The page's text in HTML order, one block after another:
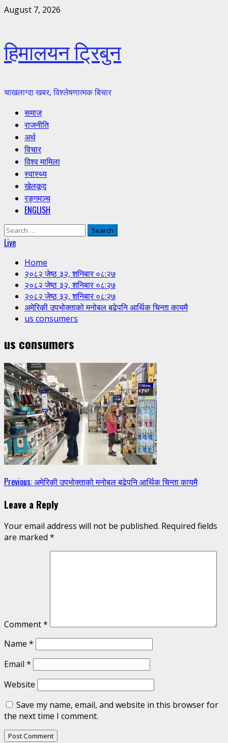
Skip
August 7, 2026
हिमालयन ट्रिबुन
चाखलाग्दा खबर, विश्लेषणात्मक बिचार
Primary
Menu
समाज
राजनीति
अर्थ
विचार
विश्व मामिला
स्वास्थ्य
खेलकूद
रङ्गमञ्च
ENGLISH
Search
for:
Live
Home
२०८२ जेष्ठ ३२, शनिबार ०८:२७
२०८२ जेष्ठ ३२, शनिबार ०८:२७
२०८२ जेष्ठ ३२, शनिबार ०८:२७
अमेरिकी उपभोक्ताको मनोबल बढेपनि आर्थिक चिन्ता कायमै
us consumers
us consumers
Continue
Reading
Previous:अमेरिकी उपभोक्ताको मनोबल बढेपनि आर्थिक चिन्ता कायमै
Leave a Reply
Your email address will not be published. Required fields
are marked *
Comment*
Name *
Email *
Website
Save my name, email, and website in this browser for
the next time I comment.